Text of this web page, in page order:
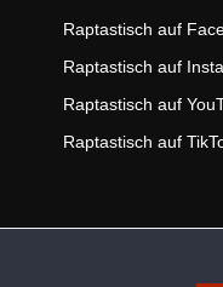
Raptastisch auf
Raptastisch auf
Raptastisch auf
Raptastisch auf